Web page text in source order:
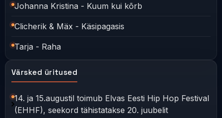
Johanna Kristina - Kuum kui kõrb
Clicherik & Mäx - Käsipagasis
Tarja - Raha
Värsked üritused
14. ja 15.augustil toimub Elvas Eesti Hip Hop Festival
(EHHF), seekord tähistatakse 20. juubelit